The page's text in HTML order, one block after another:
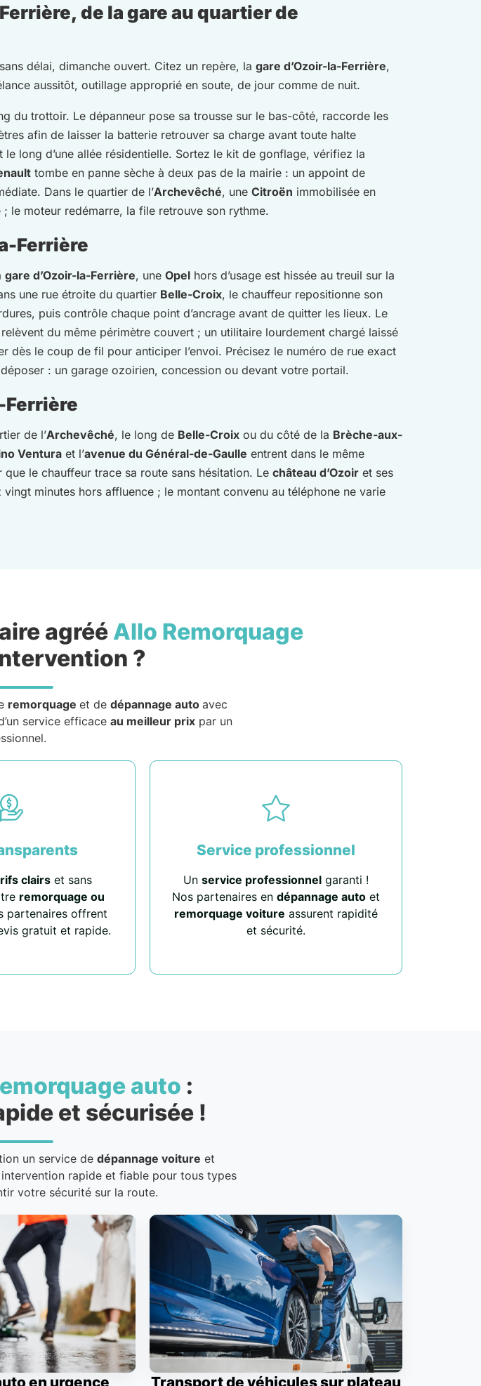
de la gare au quartier de
délai, dimanche ouvert. Citez un repère, la gare d’Ozoir-la-Ferrière,
aussitôt, outillage approprié en soute, de jour comme de nuit.
du trottoir. Le dépanneur pose sa trousse sur le bas-côté, raccorde les
afin de laisser la batterie retrouver sa charge avant toute halte
le long d’une allée résidentielle. Sortez le kit de gonflage, vérifiez la
tombe en panne sèche à deux pas de la mairie : un appoint de
Dans le quartier de l’Archevêché, une Citroën immobilisée en
le moteur redémarre, la file retrouve son rythme.
Ferrière
gare d’Ozoir-la-Ferrière, une Opel hors d’usage est hissée au treuil sur la
une rue étroite du quartier Belle-Croix, le chauffeur repositionne son
puis contrôle chaque point d’ancrage avant de quitter les lieux. Le
relèvent du même périmètre couvert ; un utilitaire lourdement chargé laissé
dès le coup de fil pour anticiper l’envoi. Précisez le numéro de rue exact
: un garage ozoirien, concession ou devant votre portail.
Ferrière
de l’Archevêché, le long de Belle-Croix ou du côté de la Brèche-aux-
Ventura et l’avenue du Général-de-Gaulle entrent dans le même
le chauffeur trace sa route sans hésitation. Le château d’Ozoir et ses
minutes hors affluence ; le montant convenu au téléphone ne varie
agréé Allo Remorquage
?
remorquage et de dépannage auto avec
service efficace au meilleur prix par un
clairset sans
remorquage ou
partenaires offrent
gratuit et rapide.
Service professionnel
Un service professionnel garanti !
Nos partenaires en dépannage auto et
remorquage voiture assurent rapidité
et sécurité.
auto :
et sécurisée !
un service de dépannage voiture et
rapide et fiable pour tous types
votre sécurité sur la route.
en urgence Transport de véhicules sur plateau